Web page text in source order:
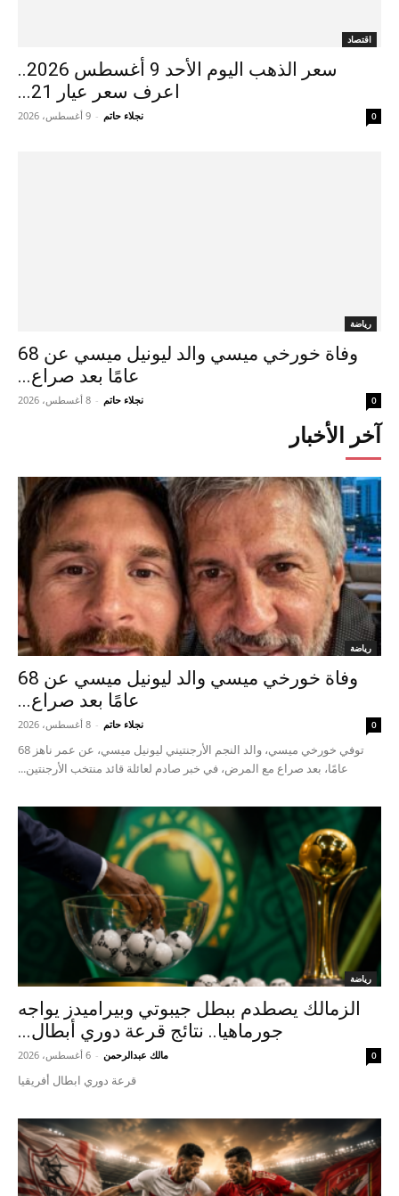
اقتصاد
سعر الذهب اليوم الأحد 9 أغسطس 2026..
اعرف سعر عيار 21...
نجلاء حاتم - 9 أغسطس، 2026 0
رياضة
وفاة خورخي ميسي والد ليونيل ميسي عن 68
عامًا بعد صراع...
نجلاء حاتم - 8 أغسطس، 2026 0
آخر الأخبار
رياضة
وفاة خورخي ميسي والد ليونيل ميسي عن 68
عامًا بعد صراع...
نجلاء حاتم - 8 أغسطس، 2026 0
توفي خورخي ميسي، والد النجم الأرجنتيني ليونيل ميسي، عن عمر ناهز 68
عامًا، بعد صراع مع المرض، في خبر صادم لعائلة قائد منتخب الأرجنتين...
رياضة
الزمالك يصطدم ببطل جيبوتي وبيراميدز يواجه
جورماهيا.. نتائج قرعة دوري أبطال...
مالك عبدالرحمن - 6 أغسطس، 2026 0
قرعة دوري ابطال أفريقيا